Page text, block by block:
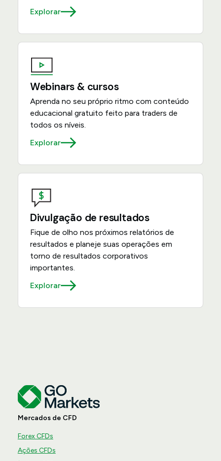
Explorar
Webinars & cursos
Aprenda no seu próprio ritmo com conteúdo
educacional gratuito feito para traders de
todos os níveis.
Explorar
Divulgação de resultados
Fique de olho nos próximos relatórios de
resultados e planeje suas operações em
torno de resultados corporativos
importantes.
Explorar
Mercados de CFD
Forex CFDs
Ações CFDs